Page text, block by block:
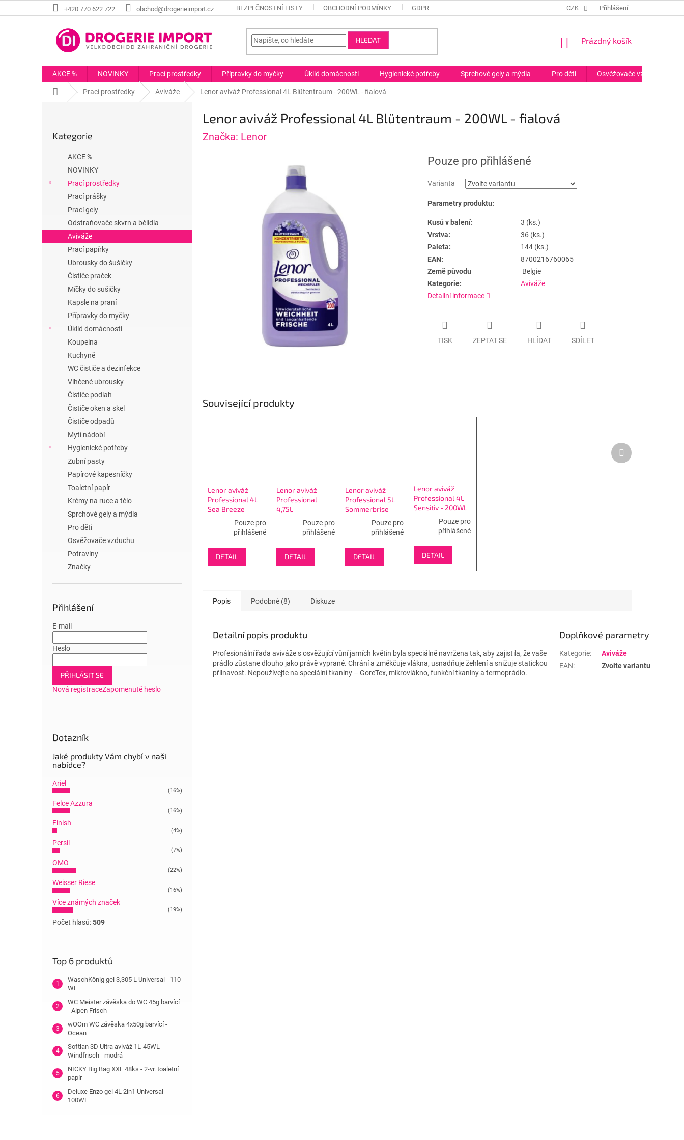
na
+420 770 622 722 obchod@drogerieimport.cz BEZPEČNOSTNÍ LISTY OBCHODNÍ PODMÍNKY GDPR CZK Přihlášení
HLEDAT
NÁKUPNÍ
Prázdný košík
AKCE % NOVINKY Prací prostředky Přípravky do myčky Úklid domácnosti Hygienické potřeby Sprchové gely a mýdla Pro děti Osvěžovače vzduchu
Domů Prací prostředky Aviváže Lenor aviváž Professional 4L Blütentraum - 200WL - fialová
n
e
kategorie
Kategorie
AKCE %
NOVINKY
Prací prostředky
Prací prášky
Prací gely
Odstraňovače skvrn a bělidla
Aviváže
Prací papírky
Ubrousky do šušičky
Čističe praček
Míčky do sušičky
Kapsle na praní
Přípravky do myčky
Úklid domácnosti
Koupelna
Kuchyně
WC čističe a dezinfekce
Vlhčené ubrousky
Čističe podlah
Čističe oken a skel
Čističe odpadů
Mytí nádobí
Hygienické potřeby
Zubní pasty
Papírové kapesníčky
Toaletní papír
Krémy na ruce a tělo
Sprchové gely a mýdla
Pro děti
Osvěžovače vzduchu
Potraviny
Značky
Přihlášení
E-mail
Heslo
PŘIHLÁSIT SE
Nová registraceZapomenuté heslo
Dotazník
Jaké produkty Vám chybí v naší
nabídce?
Ariel
(16%)
Felce Azzura
(16%)
Finish
(4%)
Persil
(7%)
OMO
(22%)
Weisser Riese
(16%)
Více známých značek
(19%)
Počet hlasů:509
Top 6 produktů
WaschKönig gel 3,305 L Universal - 110
WL
WC Meister závěska do WC 45g barvící
- Alpen Frisch
wOOm WC závěska 4x50g barvící -
Ocean
Softlan 3D Ultra aviváž 1L-45WL
Windfrisch - modrá
NICKY Big Bag XXL 48ks - 2-vr. toaletní
papír
Deluxe Enzo gel 4L 2in1 Universal -
100WL
Lenor aviváž Professional 4L Blütentraum - 200WL - fialová
Značka: Lenor
Pouze pro přihlášené
Varianta
Parametry produktu:
Kusů v balení:
3 (ks.)
Vrstva:
36 (ks.)
Paleta:
144 (ks.)
EAN:
8700216760065
Země původu
Belgie
Kategorie:
Aviváže
Detailní informace
TISK ZEPTAT SE HLÍDAT SDÍLET
Související produkty
Lenor aviváž
Professional 4L
Sea Breeze -
200WL - modrá
Pouze pro
přihlášené
DETAIL
Lenor aviváž
Professional
4,75L
Geruchsentfernung
- 190WL - zelená
Pouze pro
přihlášené
DETAIL
Lenor aviváž
Professional 5L
Sommerbrise -
200WL - žlutáPouze pro
přihlášené
DETAIL
Lenor aviváž
Professional 4L
Sensitiv - 200WL
Pouze pro
přihlášené
DETAIL
Další
produkt
Popis Podobné (8) Diskuze
Detailní popis produktu
Profesionální řada aviváže s osvěžující vůní jarních květin byla speciálně navržena tak, aby zajistila, že vaše
prádlo zůstane dlouho jako právě vyprané. Chrání a změkčuje vlákna, usnadňuje žehlení a snižuje statickou
přilnavost. Nepoužívejte na speciální tkaniny – GoreTex, mikrovlákno, funkční tkaniny a termoprádlo.
Doplňkové parametry
Kategorie:
Aviváže
EAN: Zvolte variantu